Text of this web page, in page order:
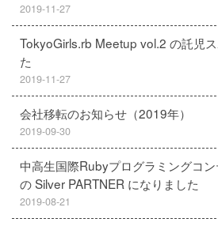
2019-11-27
TokyoGirls.rb Meetup vol.2 の託児
た
2019-11-27
会社移転のお知らせ（2019年）
2019-09-30
中高生国際Rubyプログラミングコ
の Silver PARTNER になりました
2019-08-21